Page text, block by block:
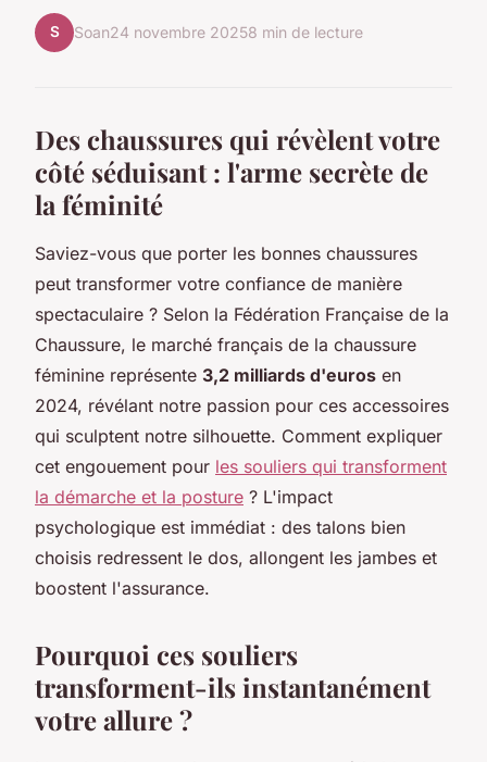
S Soan24 novembre 20258 min de lecture
Des chaussures qui révèlent votre
côté séduisant : l'arme secrète de
la féminité
Saviez-vous que porter les bonnes chaussures
peut transformer votre confiance de manière
spectaculaire ? Selon la Fédération Française de la
Chaussure, le marché français de la chaussure
féminine représente 3,2 milliards d'euros en
2024, révélant notre passion pour ces accessoires
qui sculptent notre silhouette. Comment expliquer
cet engouement pour les souliers qui transforment
la démarche et la posture ? L'impact
psychologique est immédiat : des talons bien
choisis redressent le dos, allongent les jambes et
boostent l'assurance.
Pourquoi ces souliers
transforment-ils instantanément
votre allure ?